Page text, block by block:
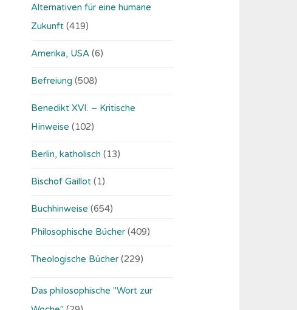
Alternativen für eine humane
Zukunft (419)
Amerika, USA (6)
Befreiung (508)
Benedikt XVI. – Kritische
Hinweise (102)
Berlin, katholisch (13)
Bischof Gaillot (1)
Buchhinweise (654)
Philosophische Bücher (409)
Theologische Bücher (229)
Das philosophische "Wort zur